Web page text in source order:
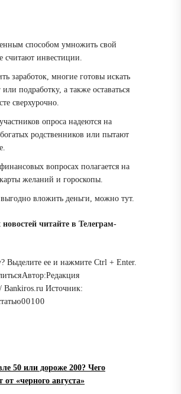
способом умножить свой
считают инвестиции.
заработок, многие готовы искать
подработку, а также оставаться
сверхурочно.
опроса надеются на
родственников или пытают
вопросах полагается на
желаний и гороскопы.
вложить деньги, можно тут.
читайте в Телеграм-
Выделите ее и нажмите Ctrl + Enter.
Автор:Редакция
Bankiros.ru Источник:
00100
50 или дороже 200? Чего
от «черного августа»